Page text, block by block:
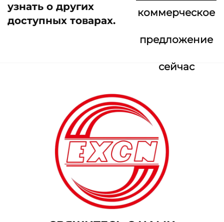
узнать о других
доступных товарах.
коммерческое
предложение
сейчас